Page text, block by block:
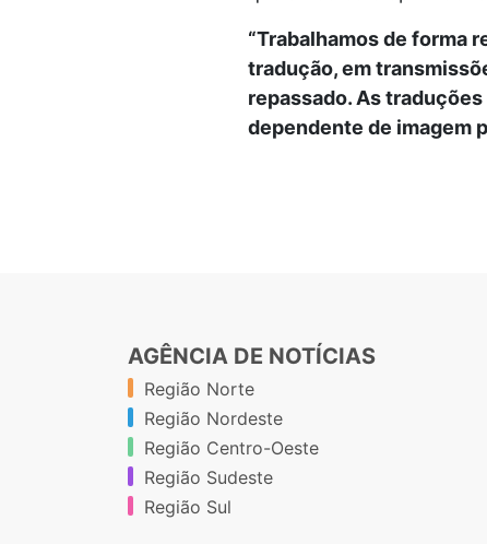
“Trabalhamos de forma
tradução, em
repassado. As
dependente de imagem
AGÊNCIA DE NOTÍCIAS
Região Norte
Região Nordeste
Região Centro-Oeste
Região Sudeste
Região Sul